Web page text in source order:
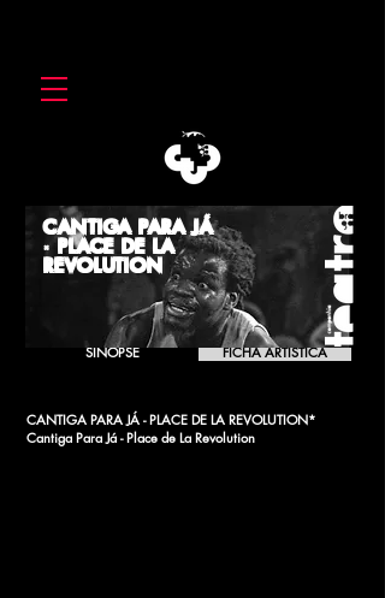
SINOPSE FICHA ARTÍSTICA
CANTIGA PARA JÁ
· PLACE DE LA
REVOLUTION
CANTIGA PARA JÁ - PLACE DE LA REVOLUTION*
Cantiga Para Já - Place de La Revolution